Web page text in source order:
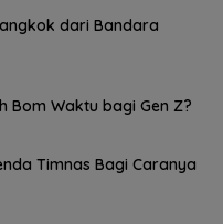
dari Bandara
Bom Waktu bagi Gen Z?
Timnas Bagi Caranya